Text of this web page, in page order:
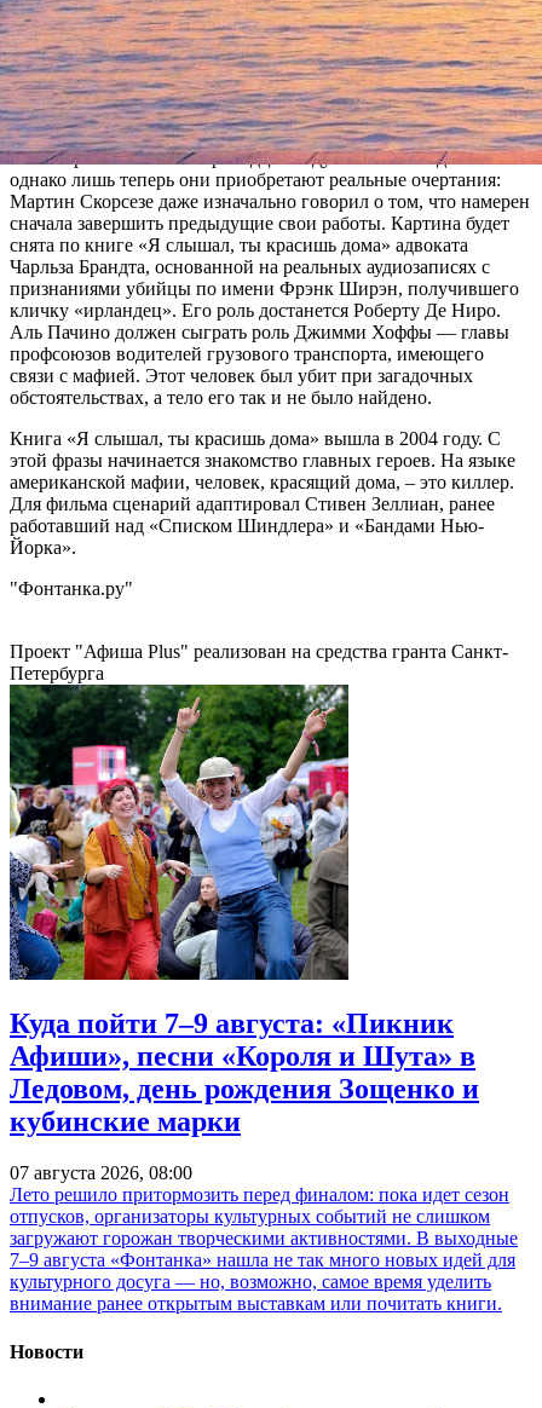
Речь идет о фильме «Ирландец», в котором главные роли
сыграют Аль Пачино и Роберт Де Ниро. Также ожидалось
участие в проекте Джо Пеши, известного своими ролями в
криминальных драмах, однако в последнее время он
отказывается от съемок в большом кино.
Разговоры о съемках «Ирландца» ведутся с 2012 года —
однако лишь теперь они приобретают реальные очертания:
Мартин Скорсезе даже изначально говорил о том, что намерен
сначала завершить предыдущие свои работы. Картина будет
снята по книге «Я слышал, ты красишь дома» адвоката
Чарльза Брандта, основанной на реальных аудиозаписях с
признаниями убийцы по имени Фрэнк Ширэн, получившего
кличку «ирландец». Его роль достанется Роберту Де Ниро.
Аль Пачино должен сыграть роль Джимми Хоффы — главы
профсоюзов водителей грузового транспорта, имеющего
связи с мафией. Этот человек был убит при загадочных
обстоятельствах, а тело его так и не было найдено.
Книга «Я слышал, ты красишь дома» вышла в 2004 году. С
этой фразы начинается знакомство главных героев. На языке
американской мафии, человек, красящий дома, – это киллер.
Для фильма сценарий адаптировал Стивен Зеллиан, ранее
работавший над «Списком Шиндлера» и «Бандами Нью-
Йорка».
"Фонтанка.ру"
Проект "Афиша Plus" реализован на средства гранта Санкт-
Петербурга
Куда пойти 7–9 августа: «Пикник
Афиши», песни «Короля и Шута» в
Ледовом, день рождения Зощенко и
кубинские марки
07 августа 2026, 08:00
Лето решило притормозить перед финалом: пока идет сезон
отпусков, организаторы культурных событий не слишком
загружают горожан творческими активностями. В выходные
7–9 августа «Фонтанка» нашла не так много новых идей для
культурного досуга — но, возможно, самое время уделить
внимание ранее открытым выставкам или почитать книги.
Новости